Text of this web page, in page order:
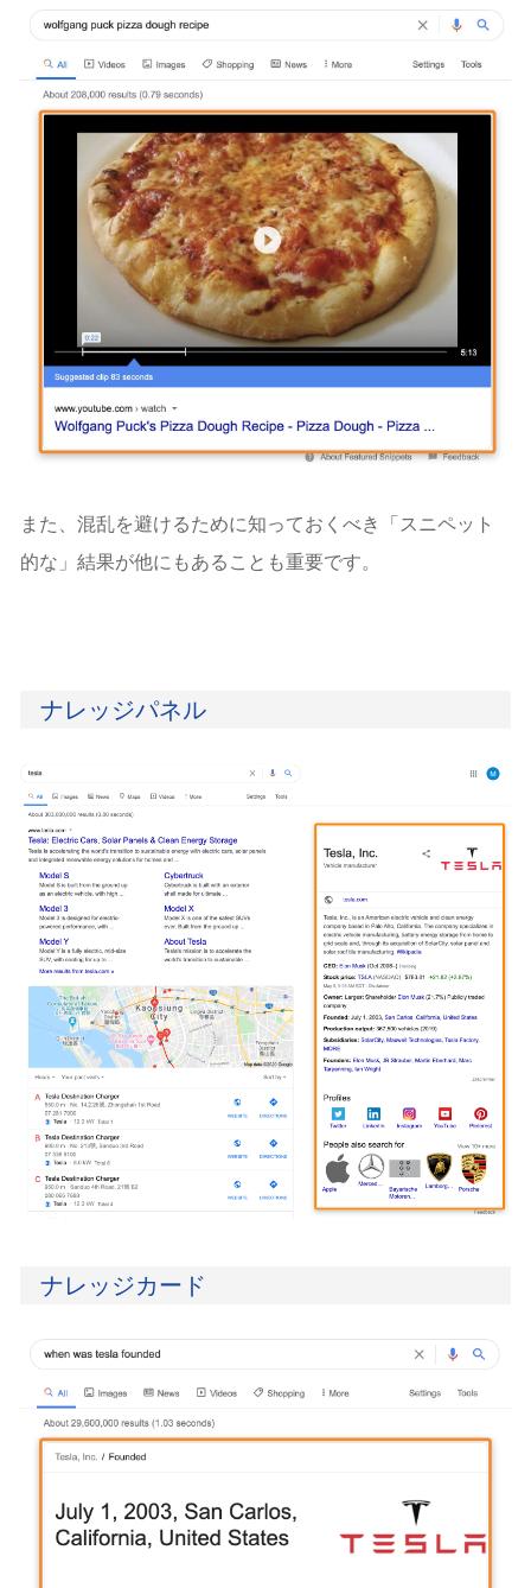
また、混乱を避けるために知っておくべき「スニペット
的な」結果が他にもあることも重要です。
ナレッジパネル
ナレッジカード